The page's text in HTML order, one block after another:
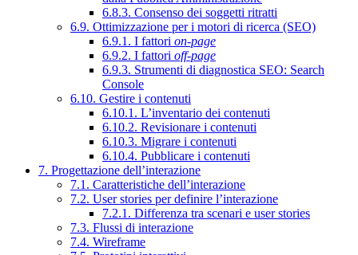
6.8.3. Consenso dei soggetti ritratti
6.9. Ottimizzazione per i motori di ricerca (SEO)
6.9.1. I fattori on-page
6.9.2. I fattori off-page
6.9.3. Strumenti di diagnostica SEO: Search
Console
6.10. Gestire i contenuti
6.10.1. L’inventario dei contenuti
6.10.2. Revisionare i contenuti
6.10.3. Migrare i contenuti
6.10.4. Pubblicare i contenuti
7. Progettazione dell’interazione
7.1. Caratteristiche dell’interazione
7.2. User stories per definire l’interazione
7.2.1. Differenza tra scenari e user stories
7.3. Flussi di interazione
7.4. Wireframe